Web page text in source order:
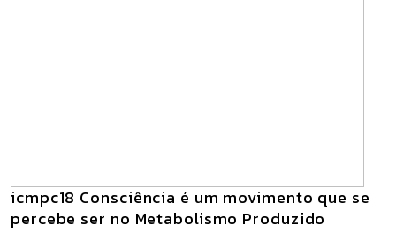
icmpc18 Consciência é um movimento que se
percebe ser no Metabolismo Produzido